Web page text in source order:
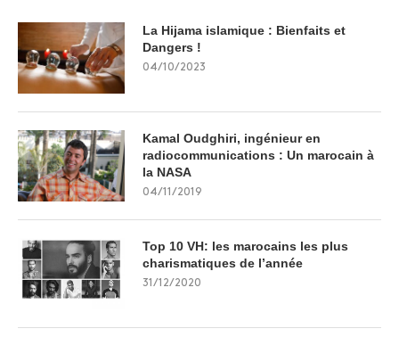
La Hijama islamique : Bienfaits et
Dangers !
04/10/2023
Kamal Oudghiri, ingénieur en
radiocommunications : Un marocain à
la NASA
04/11/2019
Top 10 VH: les marocains les plus
charismatiques de l’année
31/12/2020